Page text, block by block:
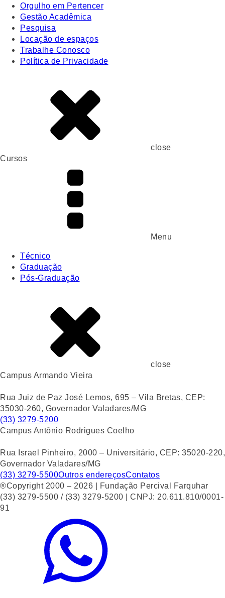
Orgulho em Pertencer
Gestão Acadêmica
Pesquisa
Locação de espaços
Trabalhe Conosco
Política de Privacidade
close
Cursos
Menu
Técnico
Graduação
Pós-Graduação
close
Campus Armando Vieira
Rua Juiz de Paz José Lemos, 695 – Vila Bretas, CEP:
35030-260, Governador Valadares/MG
(33) 3279-5200
Campus Antônio Rodrigues Coelho
Rua Israel Pinheiro, 2000 – Universitário, CEP: 35020-220,
Governador Valadares/MG
(33) 3279-5500Outros endereçosContatos
®Copyright 2000 – 2026 | Fundação Percival Farquhar
(33) 3279-5500 / (33) 3279-5200 | CNPJ: 20.611.810/0001-
91